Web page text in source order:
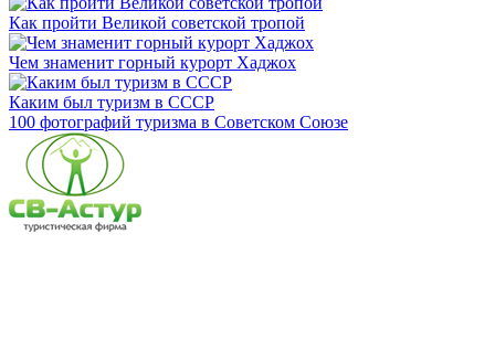
Как пройти Великой советской тропой
Чем знаменит горный курорт Хаджох
Каким был туризм в СССР
100 фотографий туризма в Советском Союзе